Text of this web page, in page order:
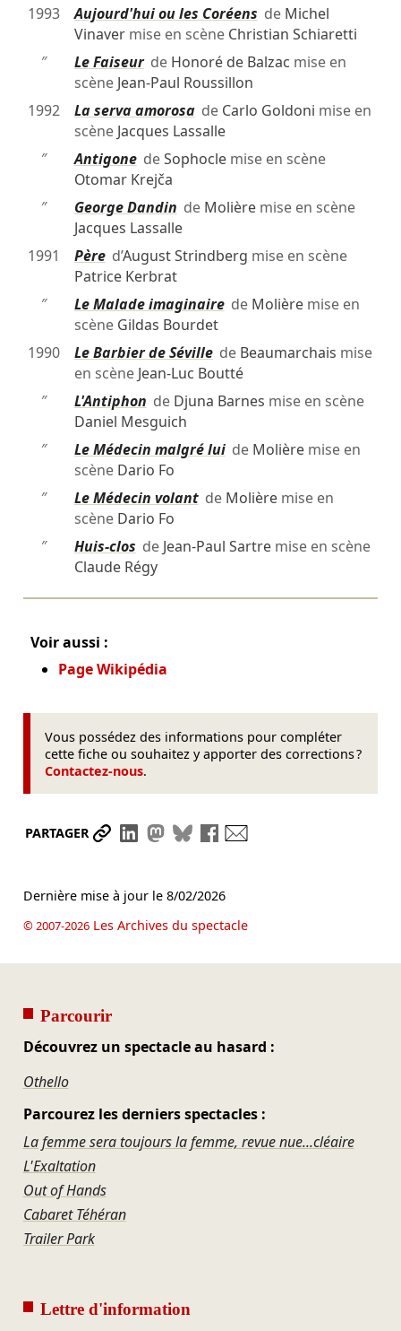
1993 Aujourd'hui ou les Coréens de Michel
Vinavermise en scène Christian Schiaretti
″
Le Faiseurde Honoré de Balzac mise en
scène Jean-Paul Roussillon
1992
La serva amorosade Carlo Goldoni mise en
scène Jacques Lassalle
″
AntigonedeSophoclemise en scène
Otomar Krejča
″
George Dandin de Molièremise en scène
Jacques Lassalle
1991
Pèred’August Strindberg mise en scène
Patrice Kerbrat
″
Le Malade imaginairede Molièremise en
scène Gildas Bourdet
1990
Le Barbier de Sévillede Beaumarchais mise
en scène Jean-Luc Boutté
″
L'Antiphon de Djuna Barnes mise en scène
Daniel Mesguich
″
Le Médecin malgré luide Molièremise en
scène Dario Fo
″
Le Médecin volantde Molièremise en
scène Dario Fo
″
Huis-clos de Jean-Paul Sartremise en scène
Claude Régy
Voir aussi :
Page Wikipédia
Vous possédez des informations pour compléter
cette fiche ou souhaitez y apporter des corrections ?
Contactez-nous.
PARTAGER Partager le lien
Partager sur LinkedIn
Partager sur Mastodon
Partager sur Bluesky
Partager sur Facebook
Dernière mise à jour le 8/02/2026
© 2007-2026Les Archives du spectacle
Parcourir
Découvrez un spectacle au hasard :
Othello
Parcourez les derniers spectacles :
La femme sera toujours la femme, revue nue...cléaire
L'Exaltation
Out of Hands
Cabaret Téhéran
Trailer Park
Lettre d'information